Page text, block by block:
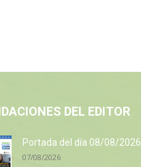
DEL EDITOR
Portada del día 08/08/2026
07/08/2026